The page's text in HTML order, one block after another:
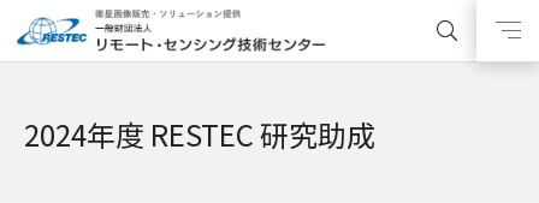
2024年度 RESTEC 研究助成